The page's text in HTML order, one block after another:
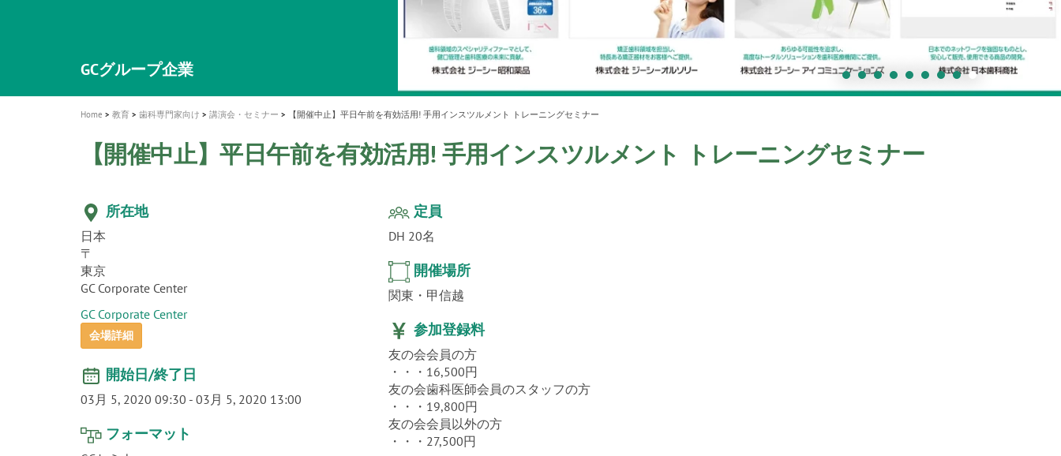
o
n
quality of life
製品の詳細情報はこちら
開
ロジーブック」公開
医療ホワイトニング ティオン®
専用サイトはこちら
製品の詳細情報はこちら
ショートインプラント新発売
GCグループ企業
Home 教育 歯科専門家向け 講演会・セミナー 【開催中止】平日午前を有効活用! 手用インスツルメント トレーニングセミナー
【開催中止】平日午前を有効活用! 手用インスツルメント トレーニングセミナー
所在地
日本
〒
東京
GC Corporate Center
GC Corporate Center
会場詳細
開始日/終了日
03月 5, 2020 09:30 - 03月 5, 2020 13:00
フォーマット
定員
DH 20名
開催場所
関東・甲信越
参加登録料
友の会会員の方
・・・16,500円
友の会歯科医師会員のスタッフの方
・・・19,800円
友の会会員以外の方
・・・27,500円